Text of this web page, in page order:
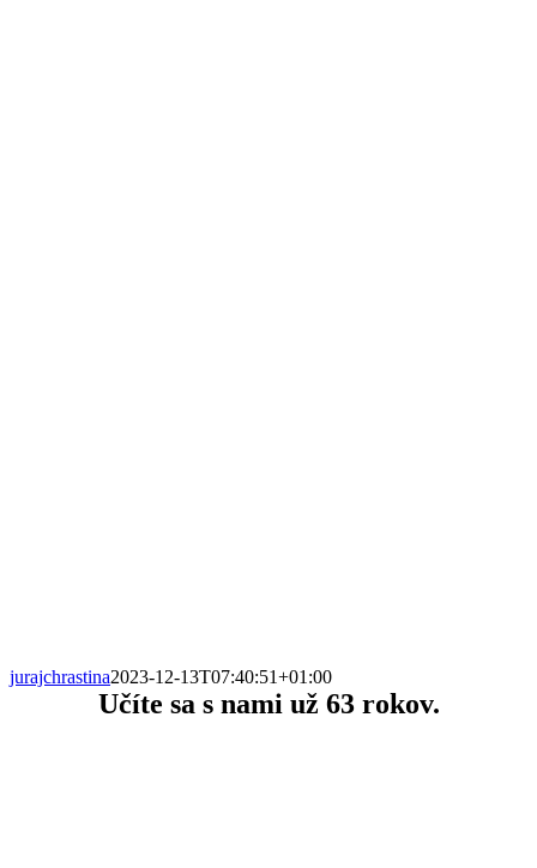
jurajchrastina2023-12-13T07:40:51+01:00
Učíte sa s nami už 63 rokov.